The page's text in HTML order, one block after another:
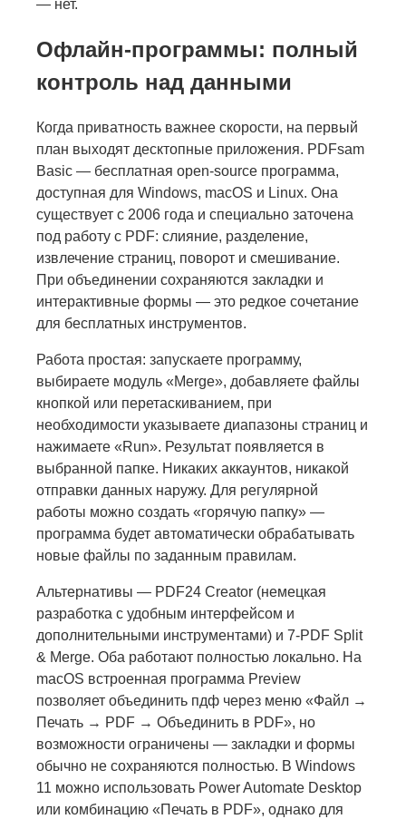
— нет.
Офлайн-программы: полный
контроль над данными
Когда приватность важнее скорости, на первый
план выходят десктопные приложения. PDFsam
Basic — бесплатная open-source программа,
доступная для Windows, macOS и Linux. Она
существует с 2006 года и специально заточена
под работу с PDF: слияние, разделение,
извлечение страниц, поворот и смешивание.
При объединении сохраняются закладки и
интерактивные формы — это редкое сочетание
для бесплатных инструментов.
Работа простая: запускаете программу,
выбираете модуль «Merge», добавляете файлы
кнопкой или перетаскиванием, при
необходимости указываете диапазоны страниц и
нажимаете «Run». Результат появляется в
выбранной папке. Никаких аккаунтов, никакой
отправки данных наружу. Для регулярной
работы можно создать «горячую папку» —
программа будет автоматически обрабатывать
новые файлы по заданным правилам.
Альтернативы — PDF24 Creator (немецкая
разработка с удобным интерфейсом и
дополнительными инструментами) и 7-PDF Split
& Merge. Оба работают полностью локально. На
macOS встроенная программа Preview
позволяет объединить пдф через меню «Файл →
Печать → PDF → Объединить в PDF», но
возможности ограничены — закладки и формы
обычно не сохраняются полностью. В Windows
11 можно использовать Power Automate Desktop
или комбинацию «Печать в PDF», однако для